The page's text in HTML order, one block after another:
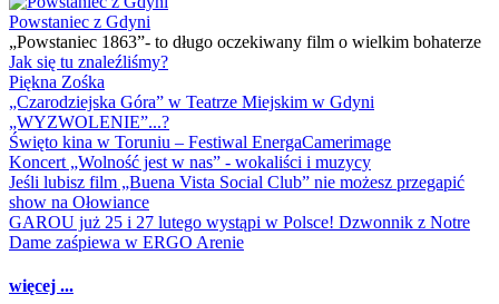
Powstaniec z Gdyni
„Powstaniec 1863”- to długo oczekiwany film o wielkim bohaterze
Jak się tu znaleźliśmy?
Piękna Zośka
„Czarodziejska Góra” w Teatrze Miejskim w Gdyni
„WYZWOLENIE”...?
Święto kina w Toruniu – Festiwal EnergaCamerimage
Koncert „Wolność jest w nas” - wokaliści i muzycy
Jeśli lubisz film „Buena Vista Social Club” nie możesz przegapić
show na Ołowiance
GAROU już 25 i 27 lutego wystąpi w Polsce! Dzwonnik z Notre
Dame zaśpiewa w ERGO Arenie
więcej ...